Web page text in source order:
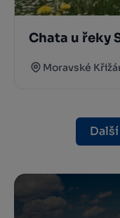
Chata u řeky
Moravské